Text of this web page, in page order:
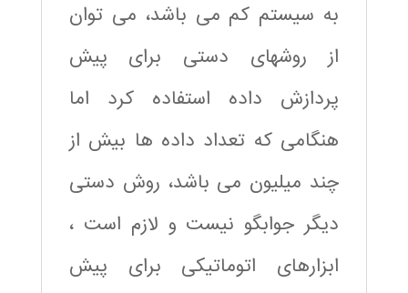
به سیستم کم می باشد، می توان
از روشهای دستی برای پیش
پردازش داده استفاده کرد اما
هنگامی که تعداد داده ها بیش از
چند میلیون می باشد، روش دستی
دیگر جوابگو نیست و لازم است ،
ابزارهای اتوماتیکی برای پیش